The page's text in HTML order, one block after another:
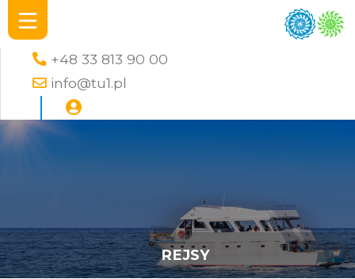
+48 33 813 90 00
info@tu1.pl
REJSY